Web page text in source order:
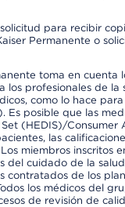
para recibir
Permanente o
toma en cuenta
los profesionales de
como lo hace
Es posible que las
(HEDIS)/Consumer
las
miembros inscritos
del cuidado de la
contratados de los
los médicos del
de revisión de